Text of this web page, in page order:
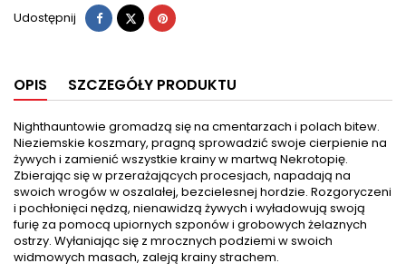
Udostępnij Udostępnij
TweetujPinterest
OPIS SZCZEGÓŁY PRODUKTU
Nighthauntowie gromadzą się na cmentarzach i polach bitew.
Nieziemskie koszmary, pragną sprowadzić swoje cierpienie na
żywych i zamienić wszystkie krainy w martwą Nekrotopię.
Zbierając się w przerażających procesjach, napadają na
swoich wrogów w oszalałej, bezcielesnej hordzie. Rozgoryczeni
i pochłonięci nędzą, nienawidzą żywych i wyładowują swoją
furię za pomocą upiornych szponów i grobowych żelaznych
ostrzy. Wyłaniając się z mrocznych podziemi w swoich
widmowych masach, zaleją krainy strachem.